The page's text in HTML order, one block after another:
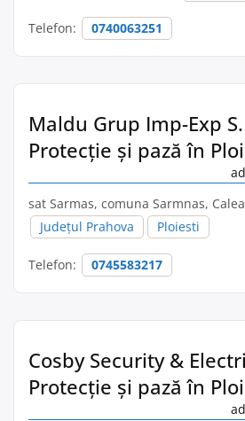
Telefon: 0740063251
Maldu Grup Imp-Exp
Protecție și pază în
sat Sarmas, comuna Sarmnas,
Județul Prahova
Ploiesti
Telefon: 0745583217
Cosby Security &
Protecție și pază în